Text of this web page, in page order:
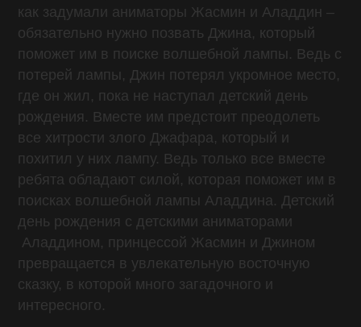
как задумали аниматоры Жасмин и Аладдин –
обязательно нужно позвать Джина, который
поможет им в поиске волшебной лампы. Ведь с
потерей лампы, Джин потерял укромное место,
где он жил, пока не наступал детский день
рождения. Вместе им предстоит преодолеть
все хитрости злого Джафара, который и
похитил у них лампу. Ведь только все вместе
ребята обладают силой, которая поможет им в
поисках волшебной лампы Аладдина. Детский
день рождения с детскими аниматорами
Аладдином, принцессой Жасмин и Джином
превращается в увлекательную восточную
сказку, в которой много загадочного и
интересного.